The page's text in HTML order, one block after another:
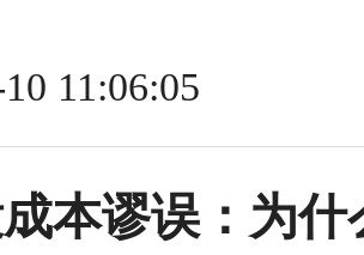
11:06:05
本谬误：为